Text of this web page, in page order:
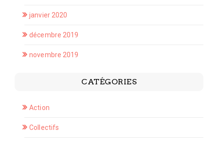
janvier 2020
décembre 2019
novembre 2019
CATÉGORIES
Action
Collectifs